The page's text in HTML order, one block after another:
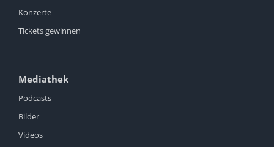
Konzerte
Tickets gewinnen
Mediathek
Podcasts
Bilder
Videos